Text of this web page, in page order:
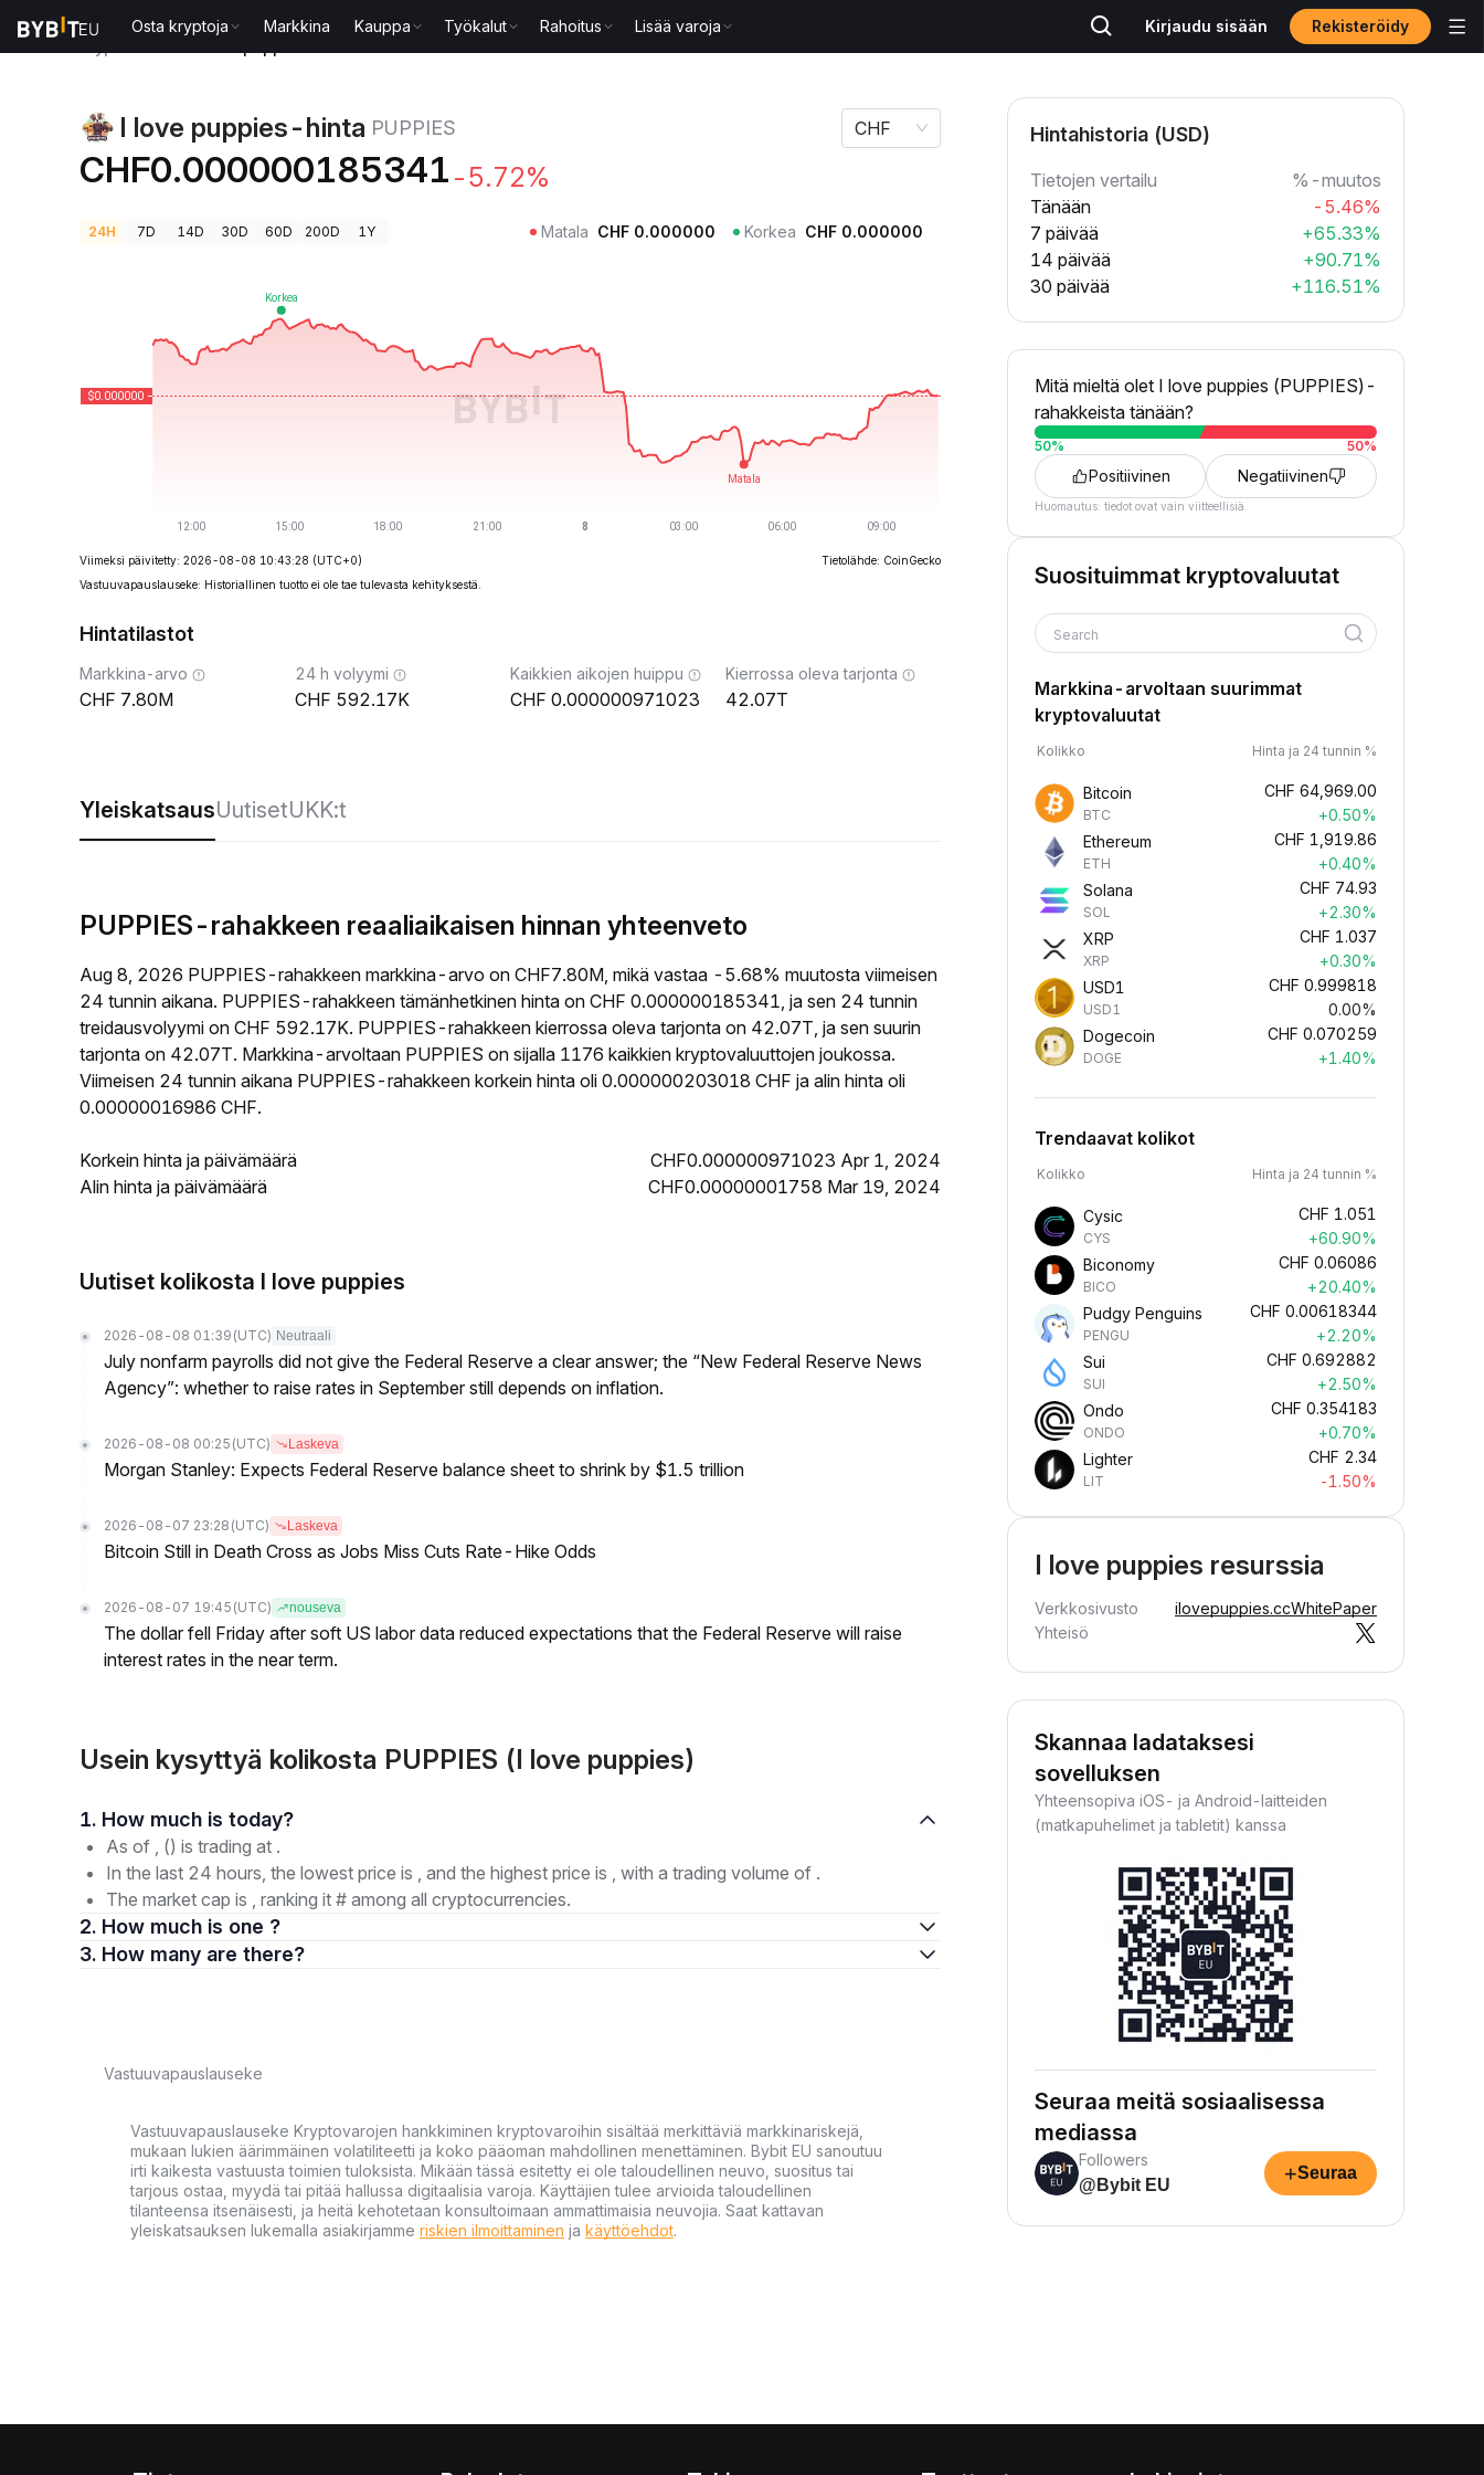
Osta kryptoja Markkina Kauppa Työkalut Rahoitus Lisää varoja Kirjaudu sisään Rekisteröidy
I love puppies-hinta PUPPIES
CHF0.000000185341 -5.72%
CHF
24H 7D 14D 30D 60D 200D 1Y Matala CHF 0.000000 Korkea CHF 0.000000
Viimeksi päivitetty: 2026-08-08 10:43:28 (UTC+0)
Tietolähde: CoinGecko
Vastuuvapauslauseke: Historiallinen tuotto ei ole tae tulevasta kehityksestä.
Hintatilastot
Markkina-arvo
7.80M
24 h volyymi
592.17K
Kaikkien aikojen huippu
0.000000971023
Kierrossa oleva tarjonta
42.07T
YleiskatsausUutisetUKK:t
PUPPIES-rahakkeen reaaliaikaisen hinnan yhteenveto
Aug 8, 2026 PUPPIES-rahakkeen markkina-arvo on CHF7.80M, mikä vastaa -5.68% muutosta viimeisen
24 tunnin aikana. PUPPIES-rahakkeen tämänhetkinen hinta on CHF 0.000000185341, ja sen 24 tunnin
treidausvolyymi on CHF 592.17K. PUPPIES-rahakkeen kierrossa oleva tarjonta on 42.07T, ja sen suurin
tarjonta on 42.07T. Markkina-arvoltaan PUPPIES on sijalla 1176 kaikkien kryptovaluuttojen joukossa.
Viimeisen 24 tunnin aikana PUPPIES-rahakkeen korkein hinta oli 0.000000203018 CHF ja alin hinta oli
0.00000016986 CHF.
Korkein hinta ja päivämäärä
CHF0.000000971023 Apr 1, 2024
Alin hinta ja päivämäärä
CHF0.00000001758 Mar 19, 2024
Uutiset kolikosta I love puppies
2026-08-08 01:39 (UTC) Neutraali
July nonfarm payrolls did not give the Federal Reserve a clear answer; the “New Federal Reserve News
Agency”: whether to raise rates in September still depends on inflation.
2026-08-08 00:25 (UTC) Laskeva
Morgan Stanley: Expects Federal Reserve balance sheet to shrink by $1.5 trillion
2026-08-07 23:28 (UTC) Laskeva
Bitcoin Still in Death Cross as Jobs Miss Cuts Rate-Hike Odds
2026-08-07 19:45 (UTC) nouseva
The dollar fell Friday after soft US labor data reduced expectations that the Federal Reserve will raise
interest rates in the near term.
Usein kysyttyä kolikosta PUPPIES (I love puppies)
1. How much is today?
As of , () is trading at .
In the last 24 hours, the lowest price is , and the highest price is , with a trading volume of .
The market cap is , ranking it # among all cryptocurrencies.
2. How much is one ?
3. How many are there?
Vastuuvapauslauseke
Vastuuvapauslauseke Kryptovarojen hankkiminen kryptovaroihin sisältää merkittäviä markkinariskejä,
mukaan lukien äärimmäinen volatiliteetti ja koko pääoman mahdollinen menettäminen. Bybit EU sanoutuu
irti kaikesta vastuusta toimien tuloksista. Mikään tässä esitetty ei ole taloudellinen neuvo, suositus tai
tarjous ostaa, myydä tai pitää hallussa digitaalisia varoja. Käyttäjien tulee arvioida taloudellinen
tilanteensa itsenäisesti, ja heitä kehotetaan konsultoimaan ammattimaisia neuvojia. Saat kattavan
yleiskatsauksen lukemalla asiakirjamme riskien ilmoittaminen ja käyttöehdot.
Hintahistoria (USD)
Tietojen vertailu
%-muutos
Tänään
-5.46%
7 päivää
+65.33%
14 päivää
+90.71%
30 päivää
+116.51%
Mitä mieltä olet I love puppies (PUPPIES)-
rahakkeista tänään?
50% 50%
Positiivinen Negatiivinen
Huomautus: tiedot ovat vain viitteellisiä.
Suosituimmat kryptovaluutat
Search
Markkina-arvoltaan suurimmat
kryptovaluutat
Kolikko Hinta ja 24 tunnin %
Bitcoin
BTC
CHF 64,969.00
+0.50%
Ethereum
ETH
CHF 1,919.86
+0.40%
Solana
SOL
CHF 74.93
+2.30%
XRP
XRP
CHF 1.037
+0.30%
USD1
USD1
CHF 0.999818
0.00%
Dogecoin
DOGE
CHF 0.070259
+1.40%
Trendaavat kolikot
Kolikko Hinta ja 24 tunnin %
Cysic
CYS
CHF 1.051
+60.90%
Biconomy
BICO
CHF 0.06086
+20.40%
Pudgy Penguins
PENGU
CHF 0.00618344
+2.20%
Sui
SUI
CHF 0.692882
+2.50%
Ondo
ONDO
CHF 0.354183
+0.70%
Lighter
LIT
CHF 2.34
-1.50%
I love puppies resurssia
Verkkosivusto ilovepuppies.ccWhitePaper
Yhteisö
Skannaa ladataksesi
sovelluksen
Yhteensopiva iOS- ja Android-laitteiden
(matkapuhelimet ja tabletit) kanssa
Seuraa meitä sosiaalisessa
mediassa
Followers
@Bybit EU
+Seuraa